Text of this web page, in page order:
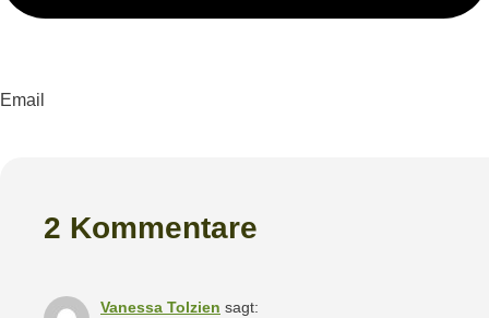
Email
2 Kommentare
Vanessa Tolzien sagt: